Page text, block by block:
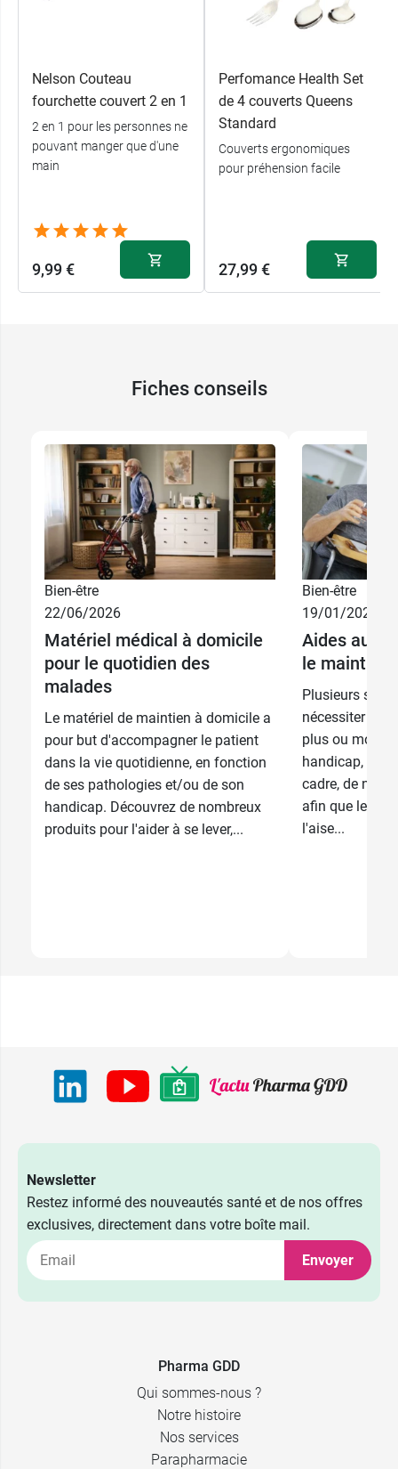
idéale pour les personnes ayant des difficultés
Conditionnement : 1 assiette
Nelson Couteau
fourchette couvert 2 en 1
2 en 1 pour les personnes ne
pouvant manger que d'une
main
9,99 €
Perfomance Health Set
de 4 couverts Queens
Standard
Couverts ergonomiques
pour préhension facile
27,99 €
Fiches conseils
Bien-être
22/06/2026
Matériel médical à domicile
pour le quotidien des
malades
Le matériel de maintien à domicile a
pour but d'accompagner le patient
dans la vie quotidienne, en fonction
de ses pathologies et/ou de son
handicap. Découvrez de nombreux
produits pour l'aider à se lever,...
Bien-être
19/01/2026
Aides au
le maintien
Plusieurs
nécessiter un
plus ou moins
handicap,
cadre, de
afin que le
l'aise...
Newsletter
Restez informé des nouveautés santé et de nos offres
exclusives, directement dans votre boîte mail.
Envoyer
Pharma GDD
Qui sommes-nous ?
Notre histoire
Nos services
Parapharmacie